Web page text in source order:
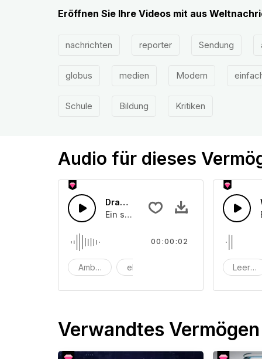
Eröffnen Sie Ihre Videos mit aus
nachrichten reporter Sendung
globus medien Modern
Schule Bildung Kritiken
Audio für dieses
Dramatischer Anstieg
Ein schnell ansteigendes
Ambiente elektronisch
00:00:02
Verwandtes Vermögen